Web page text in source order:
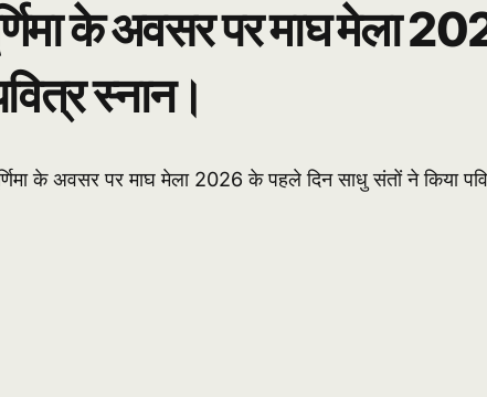
के अवसर पर माघ मेला
स्नान।
के अवसर पर माघ मेला 2026 के पहले दिन साधु संतों ने किया